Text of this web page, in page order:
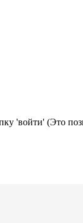
'войти' (Это